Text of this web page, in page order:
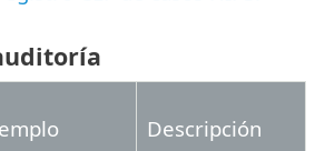
Descripción